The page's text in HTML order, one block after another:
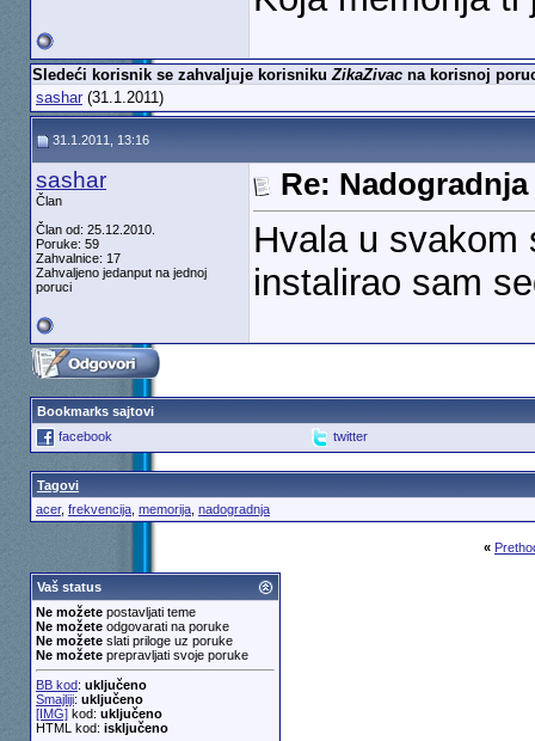
Sledeći korisnik se zahvaljuje korisnikuZikaZivacna korisnoj
sashar(31.1.2011)
31.1.2011, 13:16
sashar
Član
Član od: 25.12.2010.
Poruke: 59
Zahvalnice: 17
Zahvaljeno jedanput na jednoj
poruci
Re:
Hvala u svakom
instalirao sam
Bookmarks sajtovi
facebook
twitter
Tagovi
acer, frekvencija, memorija, nadogradnja
«
Vaš status
Ne možetepostavljati teme
Ne možeteodgovarati na poruke
Ne možeteslati priloge uz poruke
Ne možeteprepravljati svoje poruke
BB kod: uključeno
Smajliji: uključeno
[IMG]kod: uključeno
HTML kod: isključeno